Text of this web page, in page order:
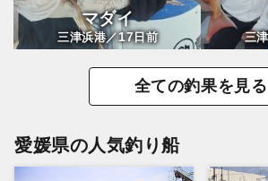
マダイ
三津浜港／17日前 三
全ての釣果を見る
愛媛県の人気釣り船